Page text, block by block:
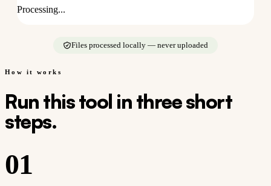
Processing...
Files processed locally — never uploaded
How it works
Run this tool in three short
steps.
01